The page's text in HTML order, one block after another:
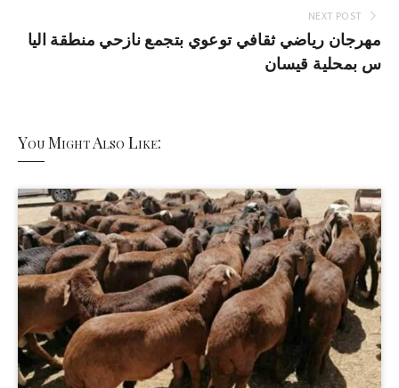
NEXT POST
مهرجان رياضي ثقافي توعوي بتجمع نازحي منطقة اليا
س بمحلية قيسان
You Might Also Like: